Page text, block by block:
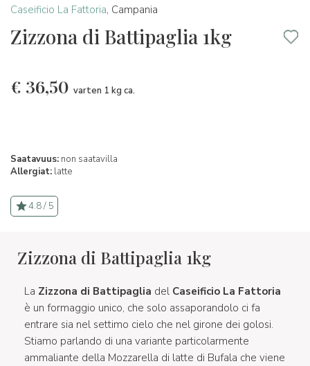
Caseificio La Fattoria, Campania
Zizzona di Battipaglia 1kg
€ 36,50 varten 1 kg ca.
Saatavuus: non saatavilla
Allergiat: latte
4.8 / 5
Zizzona di Battipaglia 1kg
La Zizzona di Battipaglia del Caseificio La Fattoria
è un formaggio unico, che solo assaporandolo ci fa
entrare sia nel settimo cielo che nel girone dei golosi.
Stiamo parlando di una variante particolarmente
ammaliante della Mozzarella di latte di Bufala che viene